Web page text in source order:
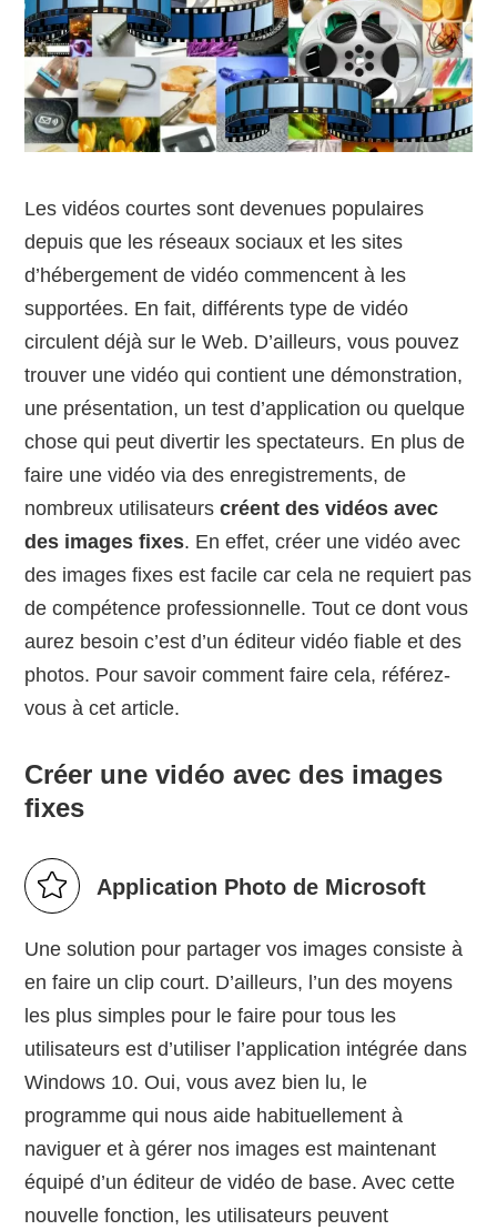
Les vidéos courtes sont devenues populaires
depuis que les réseaux sociaux et les sites
d’hébergement de vidéo commencent à les
supportées. En fait, différents type de vidéo
circulent déjà sur le Web. D’ailleurs, vous pouvez
trouver une vidéo qui contient une démonstration,
une présentation, un test d’application ou quelque
chose qui peut divertir les spectateurs. En plus de
faire une vidéo via des enregistrements, de
nombreux utilisateurs créent des vidéos avec
des images fixes. En effet, créer une vidéo avec
des images fixes est facile car cela ne requiert pas
de compétence professionnelle. Tout ce dont vous
aurez besoin c’est d’un éditeur vidéo fiable et des
photos. Pour savoir comment faire cela, référez-
vous à cet article.
Créer une vidéo avec des images
fixes
Application Photo de Microsoft
Une solution pour partager vos images consiste à
en faire un clip court. D’ailleurs, l’un des moyens
les plus simples pour le faire pour tous les
utilisateurs est d’utiliser l’application intégrée dans
Windows 10. Oui, vous avez bien lu, le
programme qui nous aide habituellement à
naviguer et à gérer nos images est maintenant
équipé d’un éditeur de vidéo de base. Avec cette
nouvelle fonction, les utilisateurs peuvent